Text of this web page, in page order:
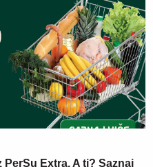
Extra. A ti? Saznaj